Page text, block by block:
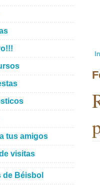
tus amigos
visitas
de Béisbol